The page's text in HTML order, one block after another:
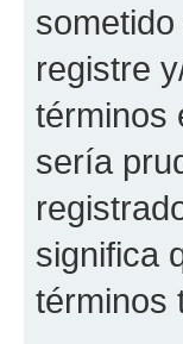
registre
términos
sería
significa
términos